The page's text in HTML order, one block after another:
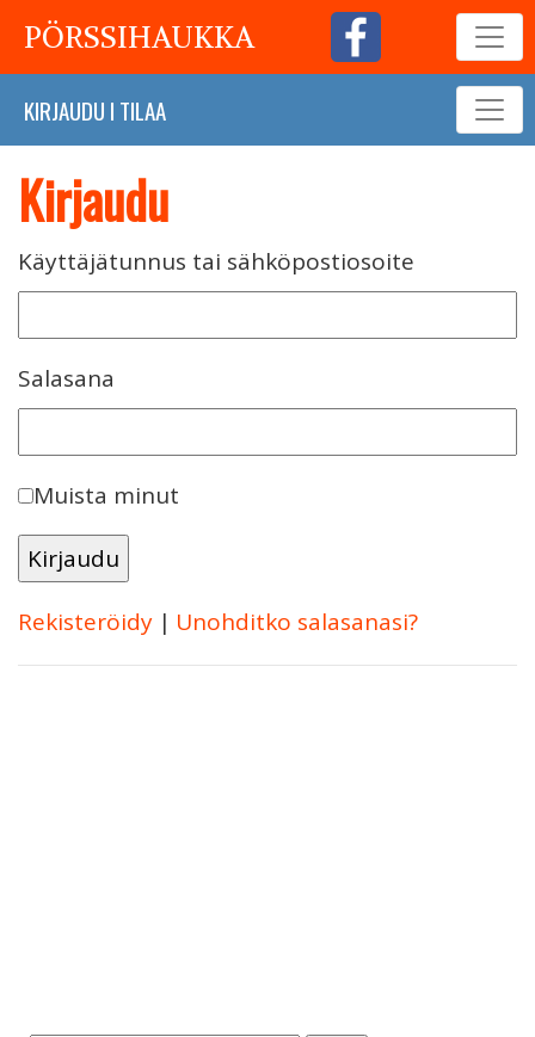
PÖRSSIHAUKKA
KIRJAUDU I TILAA
Kirjaudu
Käyttäjätunnus tai sähköpostiosoite
Salasana
Muista minut
Rekisteröidy | Unohditko salasanasi?